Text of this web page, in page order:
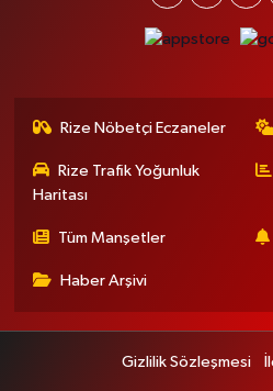
Rize Nöbetçi Eczaneler
Rize Trafik Yoğunluk
Haritası
Tüm Manşetler
Haber Arşivi
Gizlilik Sözleşmesi